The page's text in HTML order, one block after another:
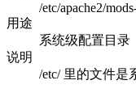
/etc/apache2/
用途
系统级配置目录
说明
/etc/ 里的文件是